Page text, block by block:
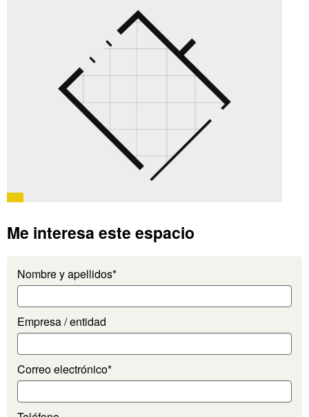
Me interesa este espacio
Nombre y apellidos*
Empresa / entidad
Correo electrónico*